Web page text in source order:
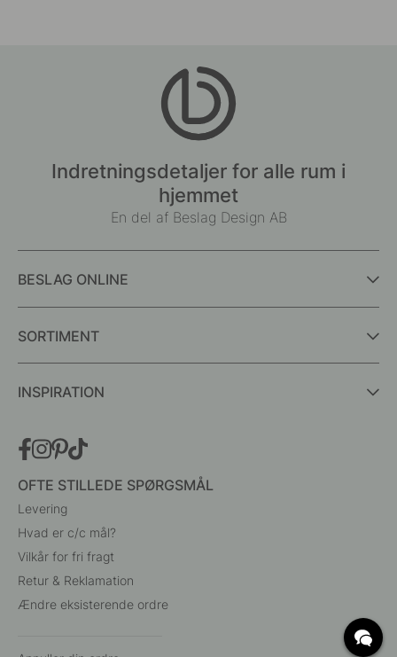
Indretningsdetaljer for alle rum i
hjemmet
En del af Beslag Design AB
BESLAG ONLINE
SORTIMENT
INSPIRATION
OFTE STILLEDE SPØRGSMÅL
Levering
Hvad er c/c mål?
Vilkår for fri fragt
Retur & Reklamation
Ændre eksisterende ordre